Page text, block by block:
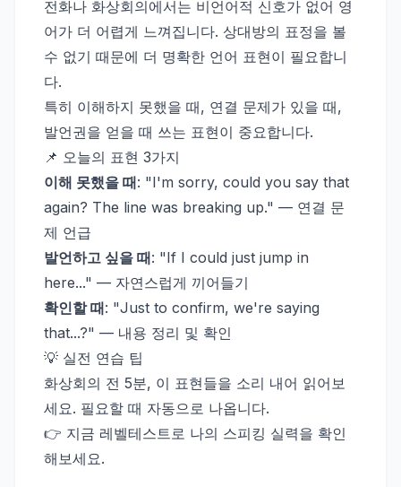
전화나 화상회의에서는 비언어적 신호가 없어 영
어가 더 어렵게 느껴집니다. 상대방의 표정을 볼
수 없기 때문에 더 명확한 언어 표현이 필요합니
다.
특히 이해하지 못했을 때, 연결 문제가 있을 때,
발언권을 얻을 때 쓰는 표현이 중요합니다.
📌 오늘의 표현 3가지
이해 못했을 때: "I'm sorry, could you say that
again? The line was breaking up." — 연결 문
제 언급
발언하고 싶을 때: "If I could just jump in
here..." — 자연스럽게 끼어들기
확인할 때: "Just to confirm, we're saying
that...?" — 내용 정리 및 확인
💡 실전 연습 팁
화상회의 전 5분, 이 표현들을 소리 내어 읽어보
세요. 필요할 때 자동으로 나옵니다.
👉 지금 레벨테스트로 나의 스피킹 실력을 확인
해보세요.